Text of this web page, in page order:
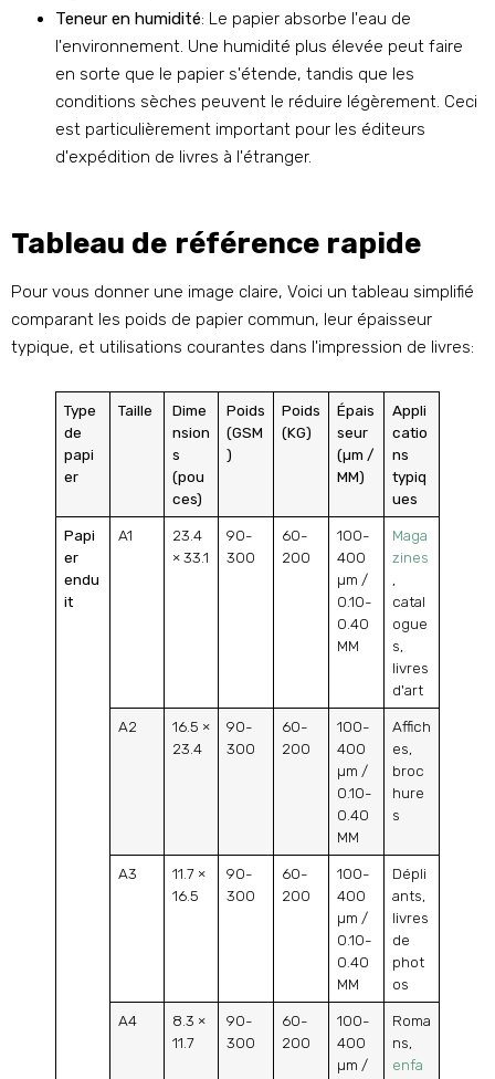
Teneur en humidité: Le papier absorbe l'eau de
l'environnement. Une humidité plus élevée peut faire
en sorte que le papier s'étende, tandis que les
conditions sèches peuvent le réduire légèrement. Ceci
est particulièrement important pour les éditeurs
d'expédition de livres à l'étranger.
Tableau de référence rapide
Pour vous donner une image claire, Voici un tableau simplifié
comparant les poids de papier commun, leur épaisseur
typique, et utilisations courantes dans l'impression de livres:
Type
de
papi
er
Taille
Dime
nsion
s
(pou
ces)
Poids
(GSM
)
Poids
(KG)
Épais
seur
(µm /
MM)
Appli
catio
ns
typiq
ues
Papi
er
endu
it
A1
23.4
× 33.1
90-
300
60-
200
100-
400
µm /
0.10-
0.40
MM
Maga
zines
,
catal
ogue
s,
livres
d'art
A2
16.5 ×
23.4
90-
300
60-
200
100-
400
µm /
0.10-
0.40
MM
Affich
es,
broc
hure
s
A3
11.7 ×
16.5
90-
300
60-
200
100-
400
µm /
0.10-
0.40
MM
Dépli
ants,
livres
de
phot
os
A4
8.3 ×
11.7
90-
300
60-
200
100-
400
µm /
Roma
ns,
enfa